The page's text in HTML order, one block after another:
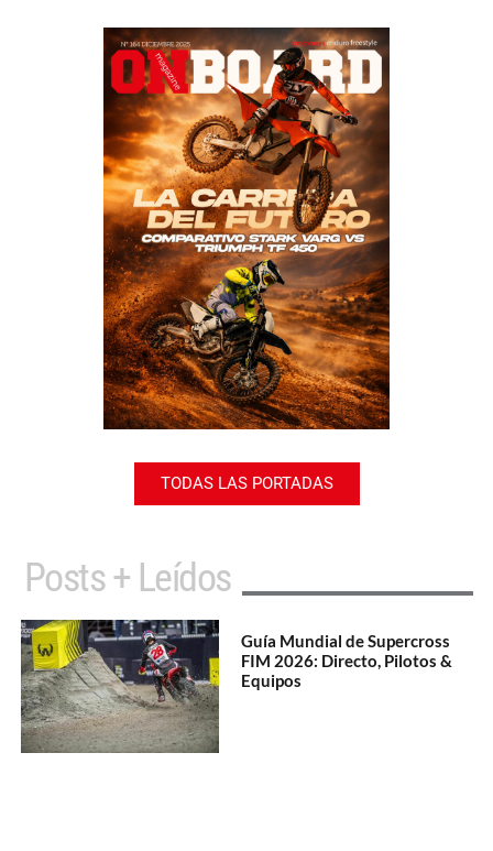
TODAS LAS PORTADAS
Posts + Leídos
Guía Mundial de Supercross
FIM 2026: Directo, Pilotos &
Equipos